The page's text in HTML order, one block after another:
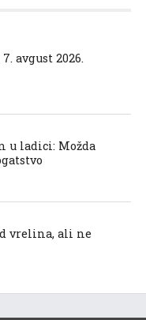
avgust 2026.
u ladici: Možda
vrelina, ali ne